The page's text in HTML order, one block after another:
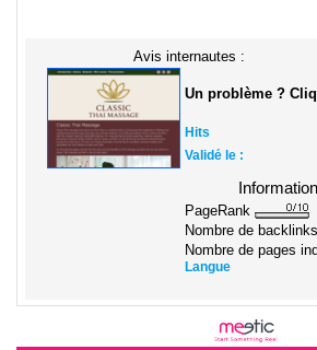
Avis internautes :
Un problème ?
Hits
Validé le :
PageRank
Nombre de backlinks
Nombre de pages
Langue